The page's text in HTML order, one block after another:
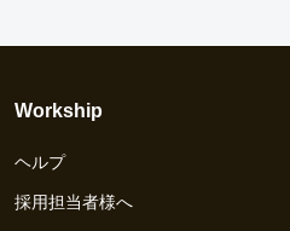
Workship
ヘルプ
採用担当者様へ